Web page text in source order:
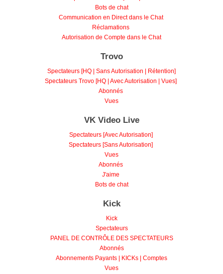
Bots de chat
Communication en Direct dans le Chat
Réclamations
Autorisation de Compte dans le Chat
Trovo
Spectateurs [HQ | Sans Autorisation | Rétention]
Spectateurs Trovo [HQ | Avec Autorisation | Vues]
Abonnés
Vues
VK Video Live
Spectateurs [Avec Autorisation]
Spectateurs [Sans Autorisation]
Vues
Abonnés
J'aime
Bots de chat
Kick
Kick
Spectateurs
PANEL DE CONTRÔLE DES SPECTATEURS
Abonnés
Abonnements Payants | KICKs | Comptes
Vues